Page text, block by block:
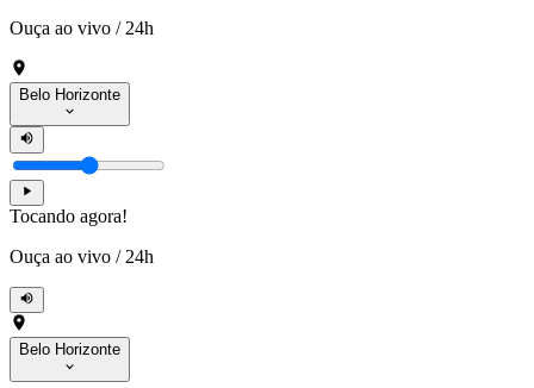
Ouça ao vivo / 24h
Belo Horizonte
Tocando agora!
Ouça ao vivo / 24h
Belo Horizonte